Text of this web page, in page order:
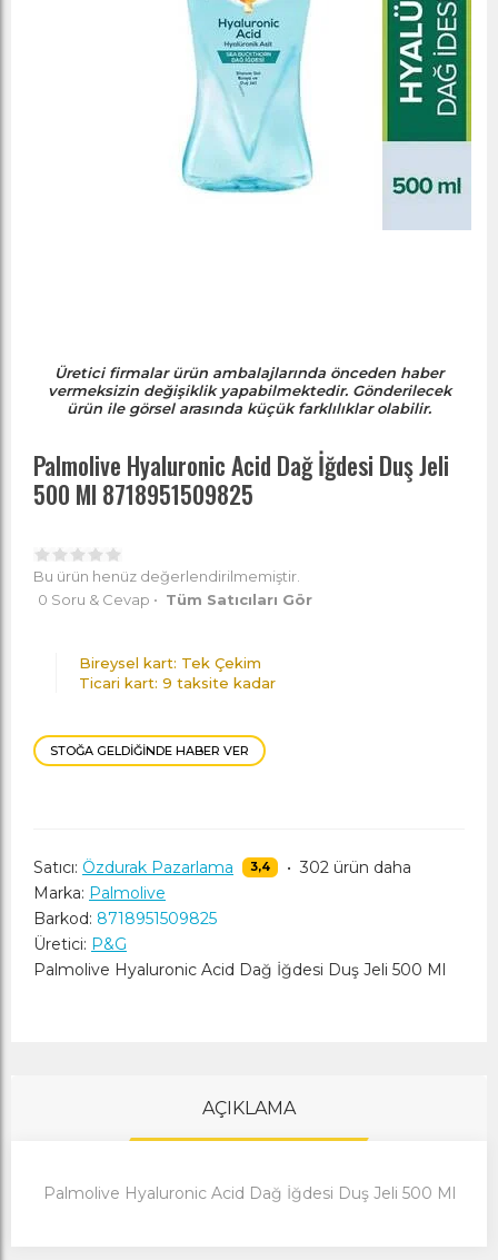
Üretici firmalar ürün ambalajlarında önceden haber
vermeksizin değişiklik yapabilmektedir. Gönderilecek
ürün ile görsel arasında küçük farklılıklar olabilir.
Palmolive Hyaluronic Acid Dağ İğdesi Duş Jeli
500 Ml 8718951509825
Bu ürün henüz değerlendirilmemiştir.
0 Soru & Cevap • Tüm Satıcıları Gör
Bireysel kart: Tek Çekim
Ticari kart: 9 taksite kadar
STOĞA GELDIĞINDE HABER VER
Satıcı: Özdurak Pazarlama 3,4 • 302 ürün daha
Marka: Palmolive
Barkod: 8718951509825
Üretici: P&G
Palmolive Hyaluronic Acid Dağ İğdesi Duş Jeli 500 Ml
AÇIKLAMA
Palmolive Hyaluronic Acid Dağ İğdesi Duş Jeli 500 Ml